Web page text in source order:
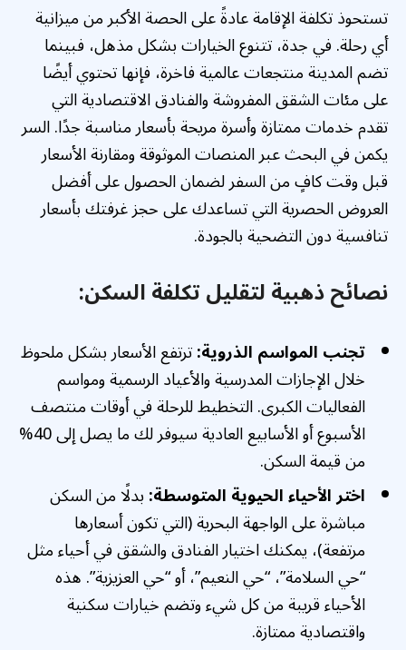
تستحوذ تكلفة الإقامة عادةً على الحصة الأكبر من ميزانية
أي رحلة. في جدة، تتنوع الخيارات بشكل مذهل، فبينما
تضم المدينة منتجعات عالمية فاخرة، فإنها تحتوي أيضًا
على مئات الشقق المفروشة والفنادق الاقتصادية التي
تقدم خدمات ممتازة وأسرة مريحة بأسعار مناسبة جدًا. السر
يكمن في البحث عبر المنصات الموثوقة ومقارنة الأسعار
قبل وقت كافٍ من السفر لضمان الحصول على أفضل
العروض الحصرية التي تساعدك على حجز غرفتك بأسعار
تنافسية دون التضحية بالجودة.
نصائح ذهبية لتقليل تكلفة السكن:
تجنب المواسم الذروية:ترتفع الأسعار بشكل ملحوظ
خلال الإجازات المدرسية والأعياد الرسمية ومواسم
الفعاليات الكبرى. التخطيط للرحلة في أوقات منتصف
الأسبوع أو الأسابيع العادية سيوفر لك ما يصل إلى 40%
من قيمة السكن.
اختر الأحياء الحيوية المتوسطة:بدلًا من السكن
مباشرة على الواجهة البحرية (التي تكون أسعارها
مرتفعة)، يمكنك اختيار الفنادق والشقق في أحياء مثل
“حي السلامة”، “حي النعيم”، أو “حي العزيزية”. هذه
الأحياء قريبة من كل شيء وتضم خيارات سكنية
واقتصادية ممتازة.